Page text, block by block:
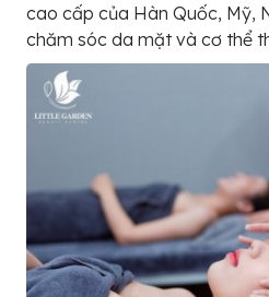
cao cấp của Hàn Quốc, Mỹ,
chăm sóc da mặt và cơ thể